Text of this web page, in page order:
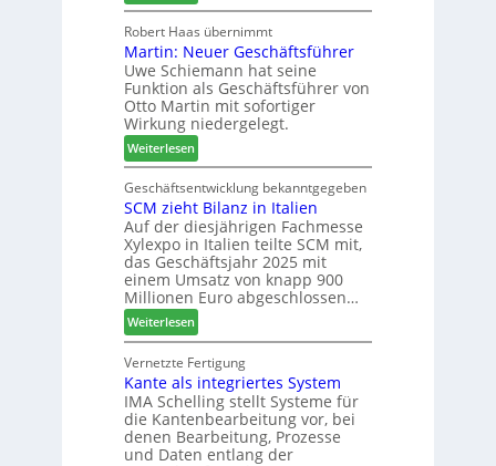
r
z
u
m
2
0
2
7
g
t
H
o
l
z
b
a
u
p
r
o
z
e
s
H
o
m
a
g
l
ä
d
t
z
u
m
T
r
e
f
f
e
i
n
Robert Haas übernimmt
Martin: Neuer Geschäftsführer
Uwe Schiemann hat seine
Funktion als Geschäftsführer von
Otto Martin mit sofortiger
Wirkung niedergelegt.
Weiterlesen:
M
a
r
t
i
n
:
N
e
u
e
r
G
e
s
Geschäftsentwicklung bekanntgegeben
SCM zieht Bilanz in Italien
Auf der diesjährigen Fachmesse
Xylexpo in Italien teilte SCM mit,
das Geschäftsjahr 2025 mit
einem Umsatz von knapp 900
Millionen Euro abgeschlossen…
Weiterlesen:
S
C
M
z
i
e
h
Vernetzte Fertigung
Kante als integriertes System
IMA Schelling stellt Systeme für
die Kantenbearbeitung vor, bei
denen Bearbeitung, Prozesse
und Daten entlang der